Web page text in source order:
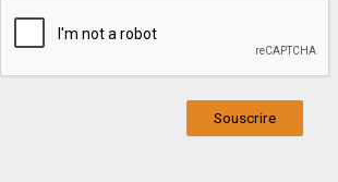
Souscrire